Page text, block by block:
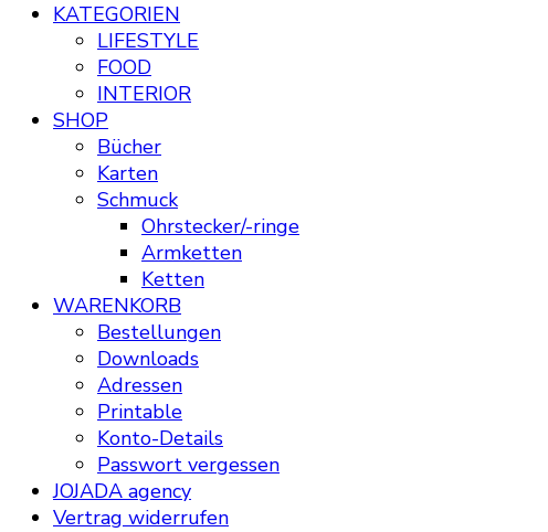
KATEGORIEN
LIFESTYLE
FOOD
INTERIOR
SHOP
Bücher
Karten
Schmuck
Ohrstecker/-ringe
Armketten
Ketten
WARENKORB
Bestellungen
Downloads
Adressen
Printable
Konto-Details
Passwort vergessen
JOJADA agency
Vertrag widerrufen